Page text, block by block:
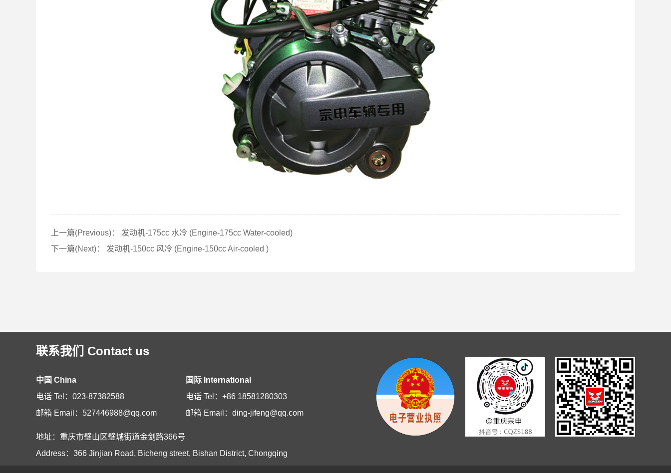
上一篇(Previous)： 发动机-175cc 水冷 (Engine-175cc Water-cooled)
下一篇(Next)： 发动机-150cc 风冷 (Engine-150cc Air-cooled )
联系我们 Contact us
中国 China
电话 Tel：023-87382588
邮箱 Email：527446988@qq.com
国际 International
电话 Tel：+86 18581280303
邮箱 Email：ding-jifeng@qq.com
地址：重庆市璧山区璧城街道金剑路366号
Address：366 Jinjian Road, Bicheng street, Bishan District, Chongqing